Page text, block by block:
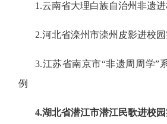
1.云南省大理白族自治州非遗
2.河北省滦州市滦州皮影进校
3.江苏省南京市“非遗周周学”
例
4.湖北省潜江市潜江民歌进校园